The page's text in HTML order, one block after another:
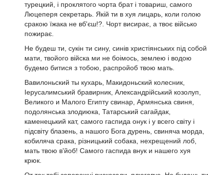
турецкий, i проклятого чорта брат i товариш, самого
Люцеперя секретарь. Якiй ти в хуя лицарь, коли голою
сракою їжака не вб'єш!?. Чорт висирає, а твоє вiйсько
пожирає.
Не будеш ти, сукiн ти сину, синiв христiянських пiд собой
мати, твойого вiйска ми не боiмось, землею i водою
будемо битися з тобою, распройоб твою мать.
Вавилоньский ты кухарь, Макидоньский колесник,
Іерусалимський бравирник, Александрiйський козолуп,
Великого и Малого Египту свинар, Армянська свиня,
подолянська злодиюка, Татарський сагайдак,
каменецький кат, самого гаспида онук і у всего свiту i
пiдсвiту блазень, а нашого Бога дурень, свиняча морда,
кобиляча срака, різницький собака, нехрещений лоб,
мать твою в'йоб! Самого гаспида внук и нашего хуя
крюк.